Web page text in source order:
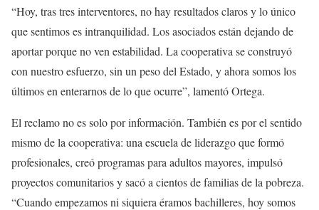
“Hoy, tras tres interventores, no hay resultados claros y lo único
que sentimos es intranquilidad. Los asociados están dejando de
aportar porque no ven estabilidad. La cooperativa se construyó
con nuestro esfuerzo, sin un peso del Estado, y ahora somos los
últimos en enterarnos de lo que ocurre”, lamentó Ortega.
El reclamo no es solo por información. También es por el sentido
mismo de la cooperativa: una escuela de liderazgo que formó
profesionales, creó programas para adultos mayores, impulsó
proyectos comunitarios y sacó a cientos de familias de la pobreza.
“Cuando empezamos ni siquiera éramos bachilleres, hoy somos